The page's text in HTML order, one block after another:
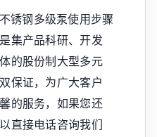
锈钢多级泵使用步骤
集产品科研、开发
的股份制大型多元
保证，为广大客户
的服务，如果您还
直接电话咨询我们